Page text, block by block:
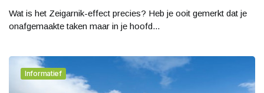
Wat is het Zeigarnik-effect precies? Heb je ooit gemerkt dat je
onafgemaakte taken maar in je hoofd...
Informatief